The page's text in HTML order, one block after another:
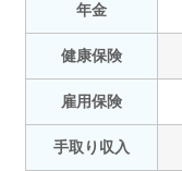
年金
健康保険
雇用保険
手取り収入